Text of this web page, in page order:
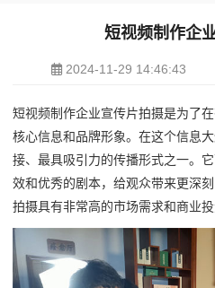
短视频制作企
2024-11-29 14:46:43
短视频制作企业宣传片拍摄是为了
核心信息和品牌形象。在这个信息
接、最具吸引力的传播形式之一。
效和优秀的剧本，给观众带来更深
拍摄具有非常高的市场需求和商业投